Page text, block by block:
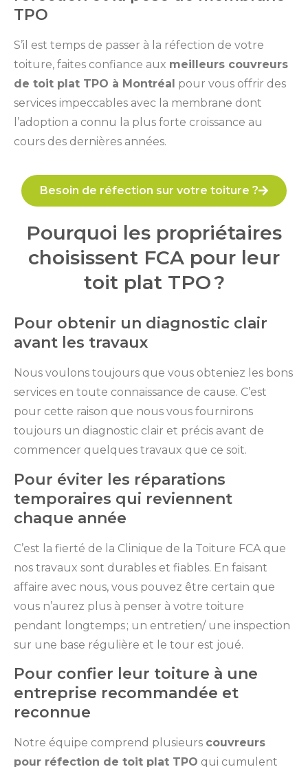
TPO
S’il est temps de passer à la réfection de votre
toiture, faites confiance aux meilleurs couvreurs
de toit plat TPO à Montréal pour vous offrir des
services impeccables avec la membrane dont
l’adoption a connu la plus forte croissance au
cours des dernières années.
Besoin de réfection sur votre toiture ?
Pourquoi les propriétaires
choisissent FCA pour leur
toit plat TPO ?
Pour obtenir un diagnostic clair
avant les travaux
Nous voulons toujours que vous obteniez les bons
services en toute connaissance de cause. C’est
pour cette raison que nous vous fournirons
toujours un diagnostic clair et précis avant de
commencer quelques travaux que ce soit.
Pour éviter les réparations
temporaires qui reviennent
chaque année
C’est la fierté de la Clinique de la Toiture FCA que
nos travaux sont durables et fiables. En faisant
affaire avec nous, vous pouvez être certain que
vous n’aurez plus à penser à votre toiture
pendant longtemps ; un entretien/ une inspection
sur une base régulière et le tour est joué.
Pour confier leur toiture à une
entreprise recommandée et
reconnue
Notre équipe comprend plusieurs couvreurs
pour réfection de toit plat TPO qui cumulent